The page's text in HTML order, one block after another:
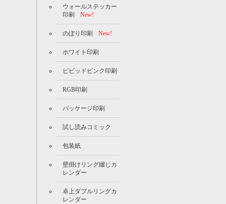
ウォールステッカー
印刷
New!
のぼり印刷 New!
ホワイト印刷
ビビッドピンク印刷
RGB印刷
パッケージ印刷
試し読みコミック
包装紙
壁掛けリング綴じカ
レンダー
卓上ダブルリングカ
レンダー